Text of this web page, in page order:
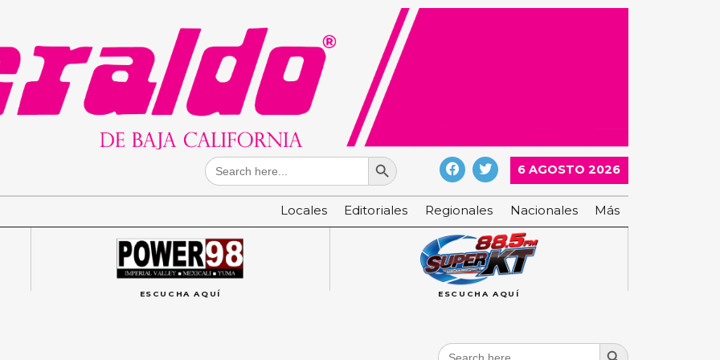
Search
for:
Search Button
6 AGOSTO 2026
Locales Editoriales Regionales Nacionales Más
ESCUCHA AQUÍ ESCUCHA AQUÍ
Search
Search Button